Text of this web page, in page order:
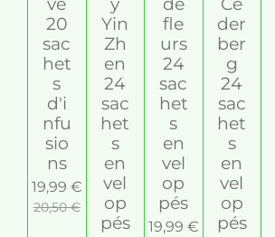
20
sac
het
s
d'i
nfu
sio
ns
19,99 €
20,50 €
Yin
Zh
en
24
sac
het
s
en
vel
op
pés
fle
urs
24
sac
het
s
en
vel
op
pés
19,99 €
der
ber
g
24
sac
het
s
en
vel
op
pés